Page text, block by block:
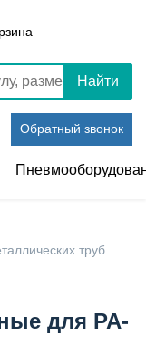
Найти
Обратный звонок
труб
для PA-